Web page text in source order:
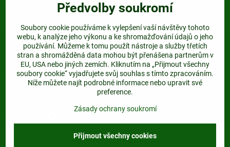
info@plastovepodkovy.cz
Odkazy
Najdete nás:
Dejte nám follow a nenechte si ujít žádnou akci.
Předvolby soukromí
Soubory cookie používáme k vylepšení vaší návštěvy tohoto
webu, k analýze jeho výkonu a ke shromažďování údajů o jeho
používání. Můžeme k tomu použít nástroje a služby třetích
stran a shromážděná data mohou být přenášena partnerům v
EU, USA nebo jiných zemích. Kliknutím na „Přijmout všechny
soubory cookie“ vyjadřujete svůj souhlas s tímto zpracováním.
Níže můžete najít podrobné informace nebo upravit své
preference.
Zásady ochrany soukromí
Přijmout všechny cookies